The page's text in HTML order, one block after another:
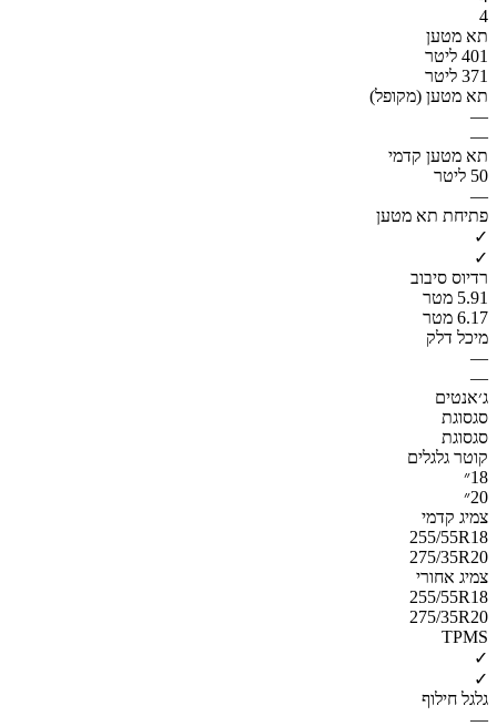
4
תא מטען
401 ליטר
371 ליטר
תא מטען (מקופל)
—
—
תא מטען קדמי
50 ליטר
—
פתיחת תא מטען
✓
✓
רדיוס סיבוב
5.91 מטר
6.17 מטר
מיכל דלק
—
—
ג׳אנטים
סגסוגת
סגסוגת
קוטר גלגלים
18״
20״
צמיג קדמי
255/55R18
275/35R20
צמיג אחורי
255/55R18
275/35R20
TPMS
✓
✓
גלגל חילוף
—